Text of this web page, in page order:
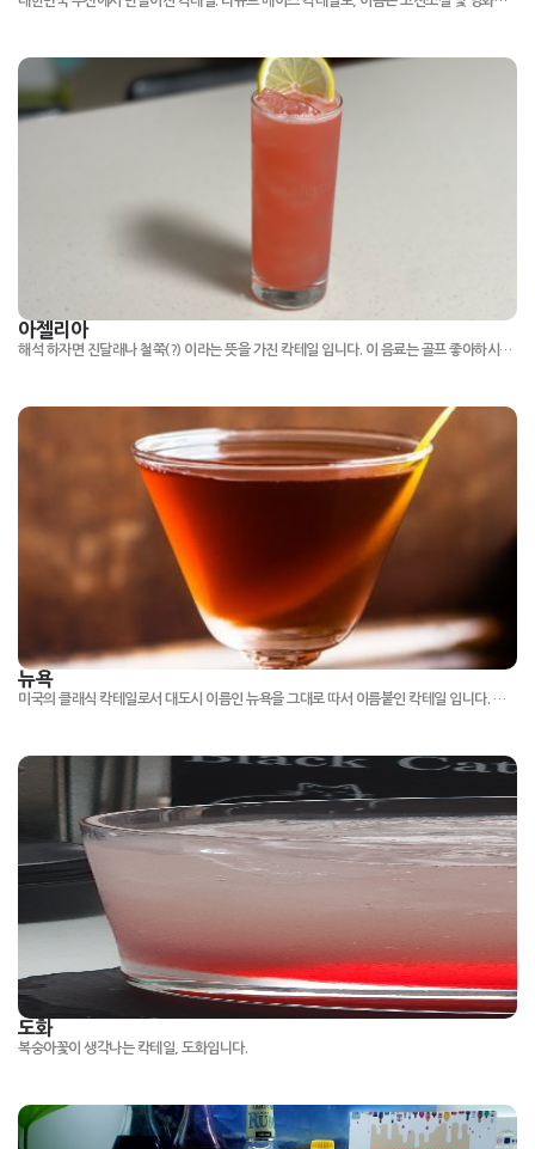
아젤리아
해석 하자면 진달래나 철쭉(?) 이라는 뜻을 가진 칵테일 입니다. 이 음료는 골프 좋아하시는 분들 아는 PGA 마스터즈 골프 대회 공식 음료로 지정되어 있는데 마스터즈골프가 열리는 미국 오거스타 내셔널 골프클럽에 대회 기간 때 진달래가 피는 계절이라 그것을 연상하여 만든 칵테일이라고 합니다. 맛은 시트러스하며 과일과일 합니다.
뉴욕
미국의 클래식 칵테일로서 대도시 이름인 뉴욕을 그대로 따서 이름붙인 칵테일 입니다. 색상은 뉴욕의 해가 떠오르는 모습을 연상시킵니다.
도화
복숭아꽃이 생각나는 칵테일, 도화입니다.